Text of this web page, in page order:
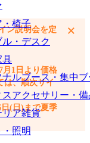
・椅子
ル・デスク
具
ナルブース・集中
スアクセサリー・備
リア雑貨
照明
できます
ン説明会を定
1日より価格
は、順次サイ
日(日)まで夏季
×